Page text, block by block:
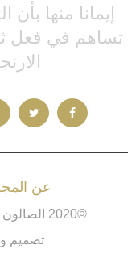
إيمانا منها
تساهم في فعل
عن
©
2020
تصميم